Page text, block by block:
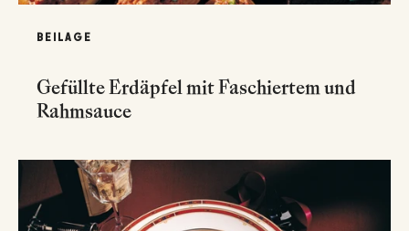
BEILAGE
Gefüllte Erdäpfel mit Faschiertem und
Rahmsauce